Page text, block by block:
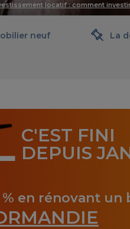
locatif : comment
neuf La
C'EST FINI
DEPUIS
en rénovant un